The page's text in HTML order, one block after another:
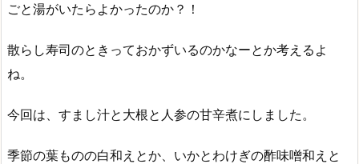
ごと湯がいたらよかったのか？！
散らし寿司のときっておかずいるのかなーとか考えるよ
ね。
今回は、すまし汁と大根と人参の甘辛煮にしました。
季節の葉ものの白和えとか、いかとわけぎの酢味噌和えと